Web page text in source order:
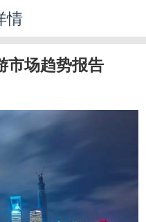
情
市场趋势报告